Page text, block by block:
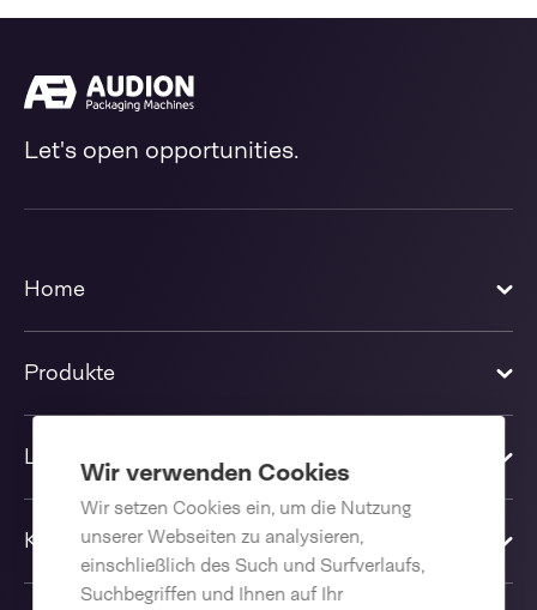
Wir verwenden Cookies
Wir setzen Cookies ein, um die Nutzung
unserer Webseiten zu analysieren,
einschließlich des Such und Surfverlaufs,
Suchbegriffen und Ihnen auf Ihr
Let's open opportunities.
Home
Produkte
Lösungen
Kontakt